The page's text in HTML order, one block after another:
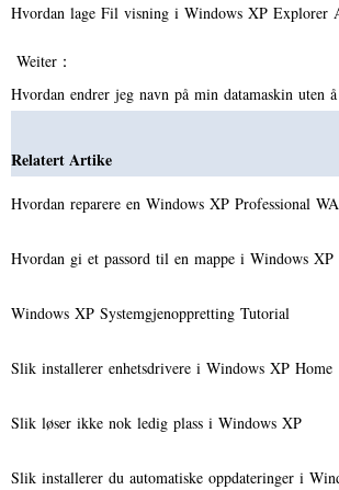
Hvordan lage Fil visning i Windows XP Explorer
Weiter：
Hvordan endrer jeg navn på min datamaskin uten
Relatert Artike
Hvordan reparere en Windows XP Professional
Hvordan gi et passord til en mappe i Windows XP
Windows XP Systemgjenoppretting Tutorial
Slik installerer enhetsdrivere i Windows XP Home
Slik løser ikke nok ledig plass i Windows XP
Slik installerer du automatiske oppdateringer i